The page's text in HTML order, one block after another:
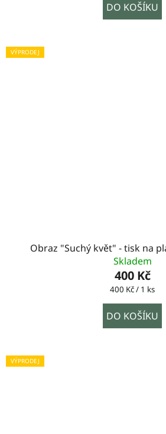
DO KOŠÍKU
VÝPRODEJ
Obraz "Suchý květ" - tisk na
Skladem
400 Kč
Měrná
400 Kč / 1 ks
DO KOŠÍKU
VÝPRODEJ